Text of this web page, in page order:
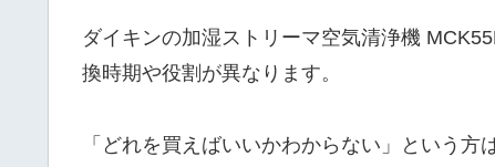
ダイキンの加湿ストリーマ空気清浄機
換時期や役割が異なります。
「どれを買えばいいかわからない」という方